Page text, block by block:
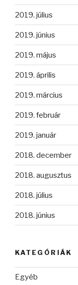
2019. július
2019. június
2019. május
2019. április
2019. március
2019. február
2019. január
2018. december
2018. augusztus
2018. július
2018. június
KATEGÓRIÁK
Egyéb